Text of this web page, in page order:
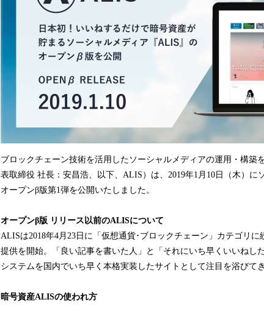
ブロックチェーン技術を活用したソーシャルメディアの運用・構築
表取締役 社長：安昌浩、以下、ALIS）は、2019年1月10日（木）に
オープンβ版第1弾を公開いたしました。
オープンβ版 リリース以前のALISについて
ALISは2018年4月23日に「仮想通貨･ブロックチェーン」カテゴリ
提供を開始。「良い記事を書いた人」と「それにいち早くいいねし
システムを国内でいち早く本格実装したサイトとして注目を浴びてき
暗号資産ALISの使われ方